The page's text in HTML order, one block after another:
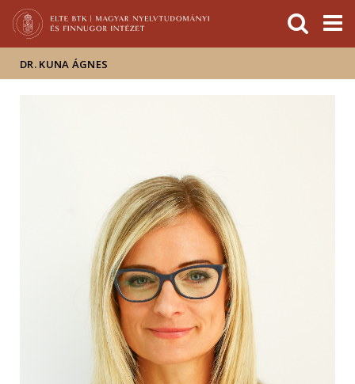
Hírek
Események
ELTE a
sajtóban
DR. KUNA ÁGNES